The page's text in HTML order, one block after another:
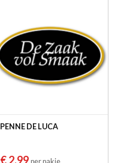
PENNE DE LUCA
€ 2,99